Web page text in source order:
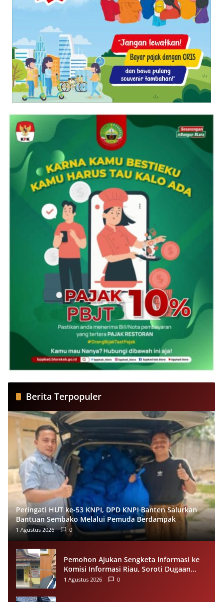
Berita Terpopuler
Peringati HUT ke-53 KNPI, DPD KNPI Banten Salurkan
Bantuan Sembako Melalui Pemuda Berdampak
1 Agustus 2026 0
Pemohon Ajukan Sengketa Informasi ke
Komisi Informasi Riau, Soroti Dugaan
Tidak Ditanggapinya Permohonan ke
1 Agustus 2026 0